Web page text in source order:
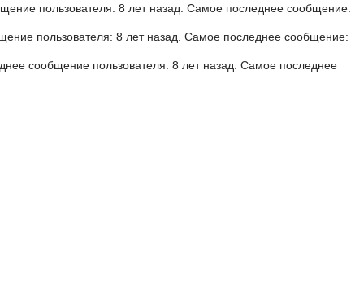
пользователя: 8 лет назад. Самое последнее сообщение:
пользователя: 8 лет назад. Самое последнее сообщение:
сообщение пользователя: 8 лет назад. Самое последнее